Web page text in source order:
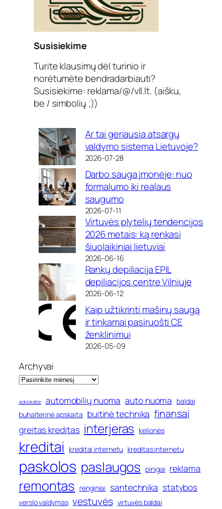
Susisiekime
Turite klausimų dėl turinio ir
norėtumėte bendradarbiauti?
Susisiekime: reklama/@/vll.lt. (aišku,
be / simbolių ;))
Ar tai geriausia atsargų
valdymo sistema Lietuvoje?
2026-07-28
Darbo sauga įmonėje: nuo
formalumo iki realaus
saugumo
2026-07-11
Virtuvės plytelių tendencijos
2026 metais: ką renkasi
šiuolaikiniai lietuviai
2026-06-16
Rankų depiliacija EPIL
depiliacijos centre Vilniuje
2026-06-12
Kaip užtikrinti mašinų saugą
ir tinkamai pasiruošti CE
ženklinimui
2026-05-09
Archyvai
advokatai automobilių nuoma auto nuoma baldai
buhalterinė apskaita buitinė technika finansai
greitas kreditas interjeras kelionės
kreditai kreditai internetu kreditas internetu
paskolos paslaugos pinigai reklama
remontas renginiai santechnika statybos
verslo valdymas vestuvės virtuvės baldai